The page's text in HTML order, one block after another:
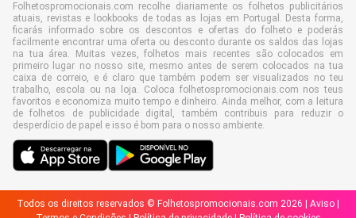
Folhetospromocionais.com recolhe diariamente os folhetos publicitários
atuais, revistas e lookbooks de todas as lojas em Portugal. Desta forma,
ficarás informado sobre os descontos e ofertas do folheto e poderás
facilmente encontrar uma oferta ou desconto durante os saldos das lojas
na tua área. Muitas vezes, folhetos mais recentes são colocados em
primeiro lugar no nosso site, mesmo antes de serem colocados na tua
caixa de correio, e é claro que também podem ser visualizados no teu
trabalho, escola ou na loja. Coloca folhetospromocionais.com nos teus
favoritos e economiza muito tempo e dinheiro. Ainda melhor, com a leitura
de folhetos de publicidade digital, também contribuis para reduzir o
desperdício de papel e isso é bom para o nosso ambiente.
Todos os direitos reservados © Folhetospromocionais.com 2026 | Aviso